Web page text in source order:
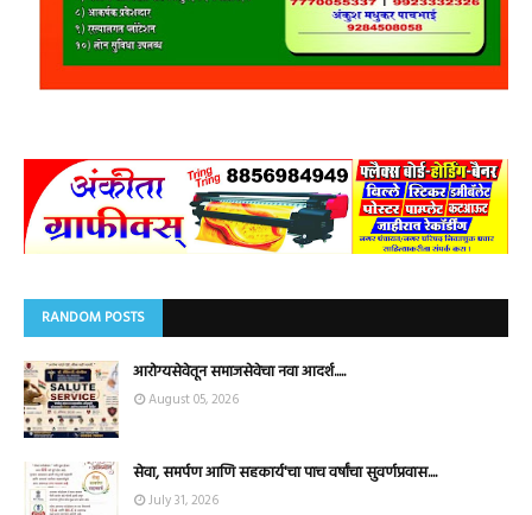
RANDOM POSTS
आरोग्यसेवेतून समाजसेवेचा नवा आदर्श.....
August 05, 2026
सेवा, समर्पण आणि सहकार्य'चा पाच वर्षांचा सुवर्णप्रवास....
July 31, 2026